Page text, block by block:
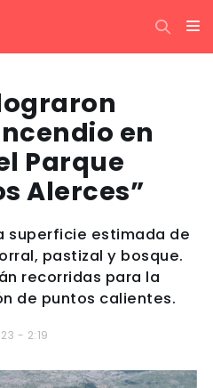
en
Parque
Alerces”
superficie estimada de
pastizal y bosque.
recorridas para la
de puntos calientes.
- 2:19